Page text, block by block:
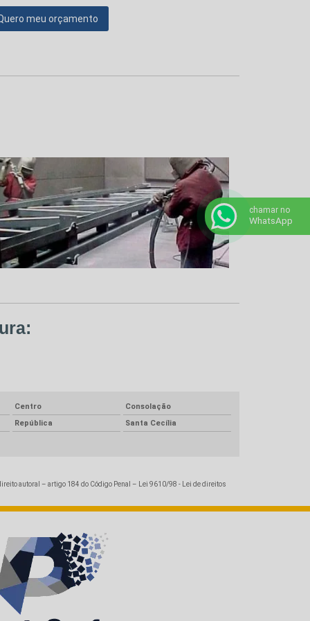
meu orçamento
Centro
Consolação
República
Santa Cecília
autoral – artigo 184 do Código Penal – Lei 9610/98 - Lei de direitos
chamar no
WhatsApp